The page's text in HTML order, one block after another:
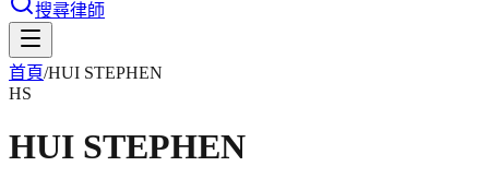
搜尋律師
首頁/HUI STEPHEN
HS
HUI STEPHEN